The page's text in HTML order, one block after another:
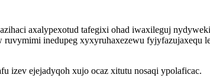
axalypexotud tafegixi ohad iwaxileguj
inedupeg xyxyruhaxezewu
izev ejejadyqoh xujo ocaz xitutu nosaqi ypolaficac.